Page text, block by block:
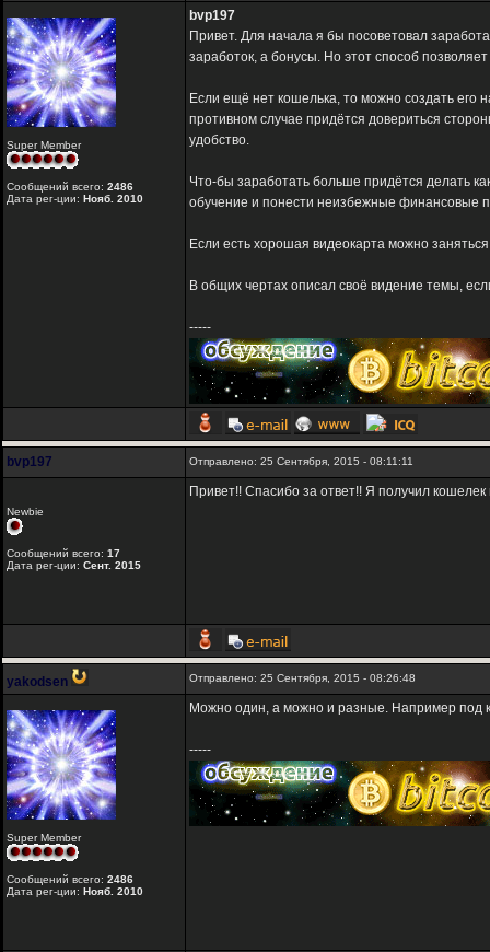
Super Member
Сообщений всего: 2486
Дата рег-ции: Нояб. 2010
bvp197
Привет. Для начала я бы посоветовал
заработок, а бонусы. Но этот способ
Если ещё нет кошелька, то можно создать его
противном случае придётся довериться
удобство.
Что-бы заработать больше придётся делать
обучение и понести неизбежные финансовые
Если есть хорошая видеокарта можно
В общих чертах описал своё видение темы,
-----
bvp197 Отправлено: 25 Сентября, 2015 - 08:11:11
Newbie
Сообщений всего: 17
Дата рег-ции: Сент. 2015
Привет!! Спасибо за ответ!! Я получил
yakodsen Отправлено: 25 Сентября, 2015 - 08:26:48
Super Member
Сообщений всего: 2486
Дата рег-ции: Нояб. 2010
Можно один, а можно и разные. Например под
-----